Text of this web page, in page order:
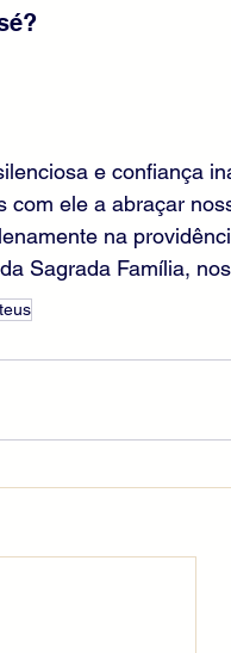
e confiança
ele a abraçar
na
Sagrada Família,